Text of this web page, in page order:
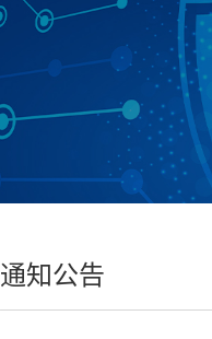
通知公告